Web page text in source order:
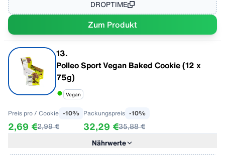
Fett 22,00 g
- davon gesättigte Fettsäuren
Kohlenhydrate 43,00 g
- davon Zucker
Eiweiß
DROPTIME
Zum Produkt
13.
Polleo Sport Vegan Baked Cookie (12 x
75g)
Vegan
Nährwerte
Preis pro / Cookie -10%
2,69 €2,99 €
Packungspreis -10%
32,29 €35,88 €